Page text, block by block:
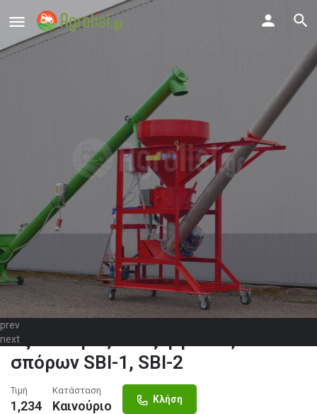
prev
nextΕξοπλισμός επεξεργασίας
σπόρων SBI-1, SBI-2
Τιμή
1,234
Κατάσταση
Καινούριο Κλήση